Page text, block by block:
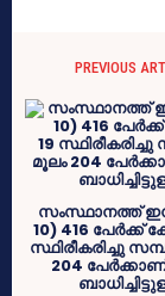
PREVIOUS
സംസ്ഥാനത്ത്
10) 416 പേർക്ക്
സ്ഥിരീകരിച്ചു
204